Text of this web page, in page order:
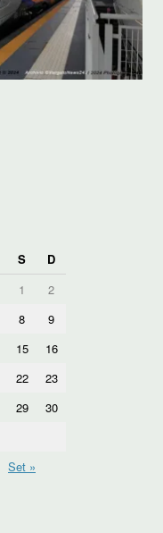
S
D
1
2
8
9
15
16
22
23
29
30
Set »